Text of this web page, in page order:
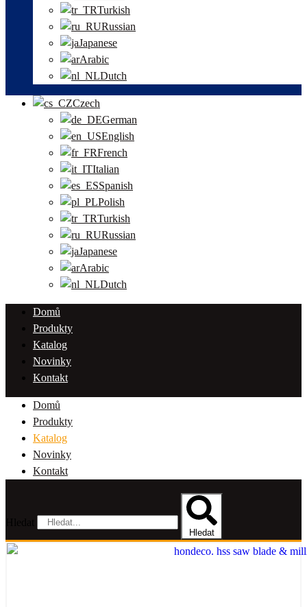
Turkish
Russian
Japanese
Arabic
Dutch
Czech
German
English
French
Italian
Spanish
Polish
Turkish
Russian
Japanese
Arabic
Dutch
Domů
Produkty
Katalog
Novinky
Kontakt
Domů
Produkty
Katalog
Novinky
Kontakt
Hledat